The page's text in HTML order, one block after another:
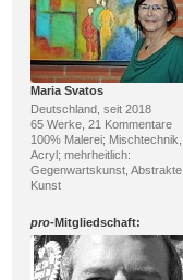
Maria Svatos
Deutschland, seit 2018
65 Werke, 21 Kommentare
100% Malerei; Mischtechnik,
Acryl; mehrheitlich:
Gegenwartskunst, Abstrakte
Kunst
pro-Mitgliedschaft: